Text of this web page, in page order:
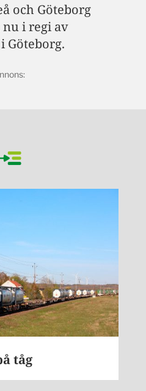
och Göteborg
i regi av
Göteborg.
tåg